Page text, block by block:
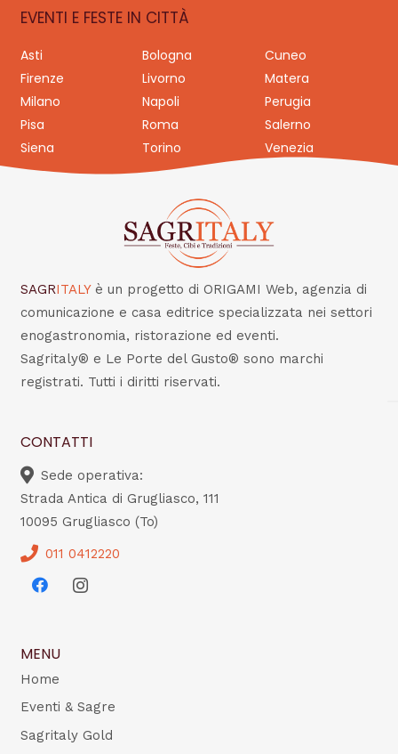
EVENTI E FESTE IN CITTÀ
Asti Bologna
Cuneo
Firenze
Livorno
Matera
Milano
Napoli
Perugia
Pisa
Roma
Salerno
Siena
Torino Venezia
SAGRITALY è un progetto di ORIGAMI Web, agenzia di
comunicazione e casa editrice specializzata nei settori
enogastronomia, ristorazione ed eventi.
Sagritaly® e Le Porte del Gusto® sono marchi
registrati. Tutti i diritti riservati.
CONTATTI
Sede operativa:
Strada Antica di Grugliasco, 111
10095 Grugliasco (To)
011 0412220
MENU
Home
Eventi & Sagre
Sagritaly Gold